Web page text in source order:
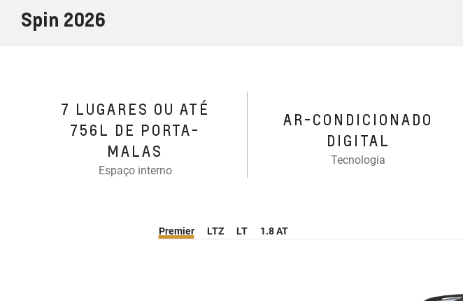
Spin 2026
7 LUGARES OU ATÉ
756L DE PORTA-
MALAS
Espaço interno
AR-CONDICIONADO
DIGITAL
Tecnologia
Premier LTZ LT 1.8 AT